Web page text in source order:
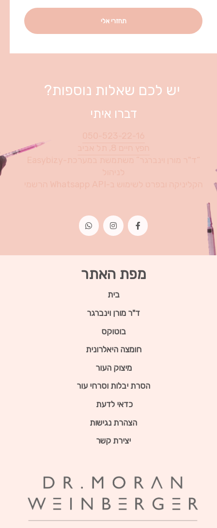
יש לכם שאלות נוספות?
דברו איתי
מפת האתר
בית
ד"ר מורן וינברגר
בוטוקס
חומצה היאלרונית
מיצוק העור
הסרת יבלות וסרחי עור
כדאי לדעת
הצהרת נגישות
יצירת קשר